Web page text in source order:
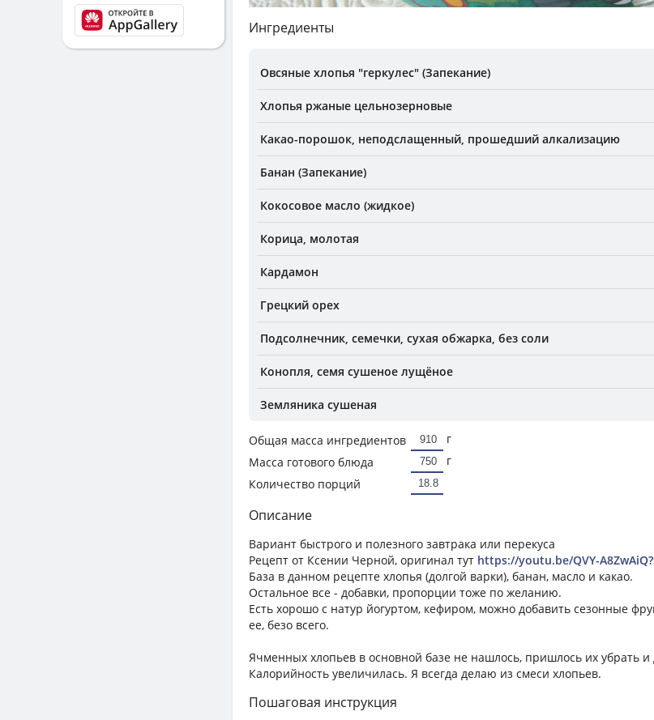
Ингредиенты
Овсяные хлопья "геркулес" (Запекание)
Хлопья ржаные цельнозерновые
Какао-порошок, неподслащенный, прошедший алкализацию
Банан (Запекание)
Кокосовое масло (жидкое)
Корица, молотая
Кардамон
Грецкий орех
Подсолнечник, семечки, сухая обжарка, без соли
Конопля, семя сушеное лущёное
Земляника сушеная
Общая масса ингредиентов
г
Масса готового блюда
г
Количество порций
Описание
Вариант быстрого и полезного завтрака или перекуса
Рецепт от Ксении Черной, оригинал тут https://youtu.be/QVY-
База в данном рецепте хлопья (долгой варки), банан, масло и какао.
Остальное все - добавки, пропорции тоже по желанию.
Есть хорошо с натур йогуртом, кефиром, можно добавить сезонные
ее, безо всего.
Ячменных хлопьев в основной базе не нашлось, пришлось их убрать и
Калорийность увеличилась. Я всегда делаю из смеси хлопьев.
Пошаговая инструкция